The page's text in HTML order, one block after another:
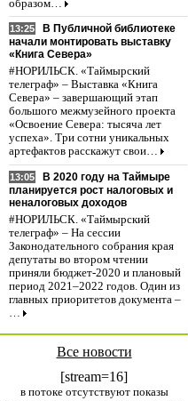
образом…
13:25
В Публичной библиотеке
начали монтировать выставку
«Книга Севера»
#НОРИЛЬСК. «Таймырский
телеграф» – Выставка «Книга
Севера» – завершающий этап
большого межмузейного проекта
«Освоение Севера: тысяча лет
успеха». Три сотни уникальных
артефактов расскажут свои…
13:05
В 2020 году на Таймыре
планируется рост налоговых и
неналоговых доходов
#НОРИЛЬСК. «Таймырский
телеграф» – На сессии
Законодательного собрания края
депутаты во втором чтении
приняли бюджет-2020 и плановый
период 2021–2022 годов. Один из
главных приоритетов документа –
…
Все новости
[stream=16]
в потоке отсутствуют показы